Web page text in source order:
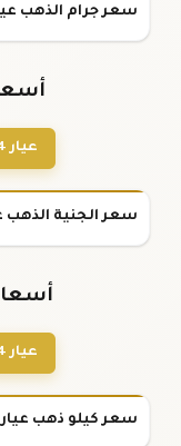
سعر جرام الذهب عيار
عيار 24
سعر الجنية الذهب
عيار 24
سعر كيلو ذهب عيار ٢٤